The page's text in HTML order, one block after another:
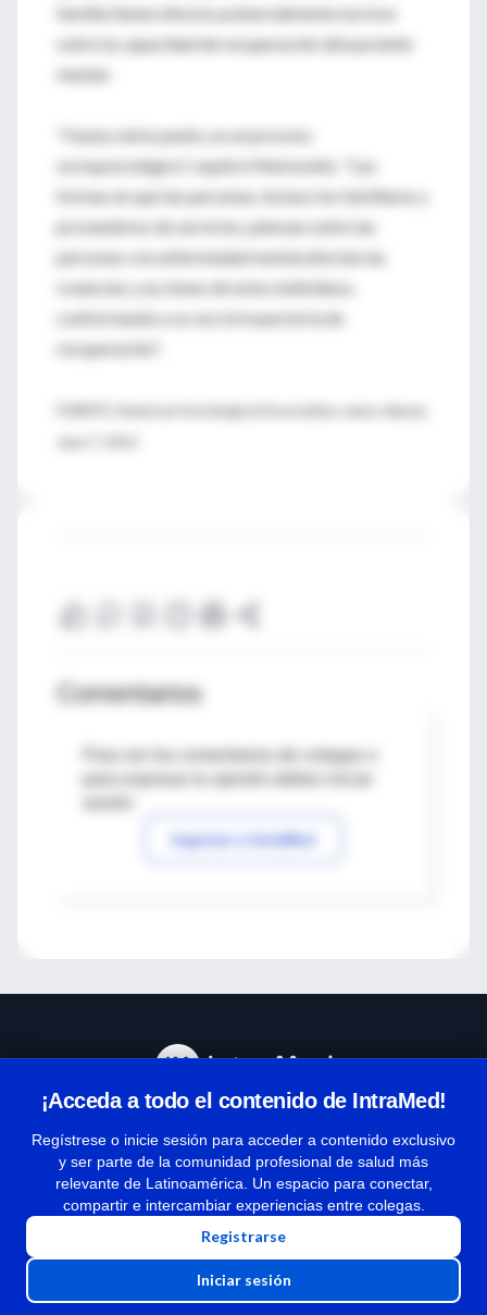
familia tienen efectos potencialmente nocivos
sobre la capacidad de recuperación del paciente
mental.
"Hasta cierto punto, es un proceso
sociopsicológico", explicó Markowitz. "Las
formas en que las personas, incluso los familiares y
proveedores de servicios, piensan sobre las
personas con enfermedad mental afectan las
creencias y acciones de estos individuos,
conformando a su vez la trayectoria de
recuperación".
Comentarios
Para ver los comentarios de colegas o
Ingresar a IntraMed
¡Acceda a todo el contenido de IntraMed!
Regístrese o inicie sesión para acceder a contenido exclusivo
y ser parte de la comunidad profesional de salud más
relevante de Latinoamérica. Un espacio para conectar,
compartir e intercambiar experiencias entre colegas.
Registrarse
Iniciar sesión
Términos y condiciones
| Políticas de privacidad
| Todos los derechos reservados | Copyright 1997-2026